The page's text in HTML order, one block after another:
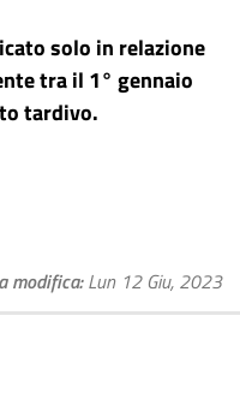
solo in relazione
tra il 1° gennaio
tardivo.
modifica Lun 12 Giu, 2023